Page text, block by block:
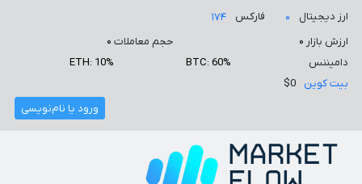
ارز دیجیتال ۰ فارکس
۱۷۴
ارزش بازار ۰ حجم معاملات ۰
دامیننس
BTC: 60%
ETH: 10%
بیت کوین
$0
ورود یا نام‌نویسی